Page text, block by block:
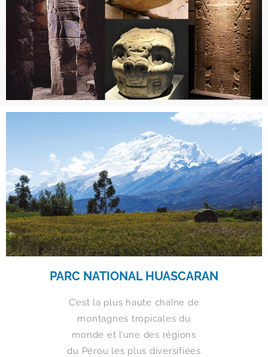
PARC NATIONAL HUASCARAN
C’est la plus haute chaîne de
montagnes tropicales du
monde et l’une des régions
du Pérou les plus diversifiées